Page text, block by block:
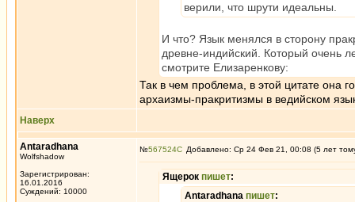
верили, что шрути идеальны.
И что? Язык менялся в сторону
древне-индийский. Который очень
смотрите Елизаренкову:
Так в чем проблема, в этой цитате она
архаизмы-пракритизмы в ведийском
Наверх
Antaradhana
Wolfshadow
Зарегистрирован:
16.01.2016
Суждений: 10000
№567524 Добавлено: Ср 24 Фев 21, 00:08 (5 лет
Ящерок пишет:
Antaradhana пишет: